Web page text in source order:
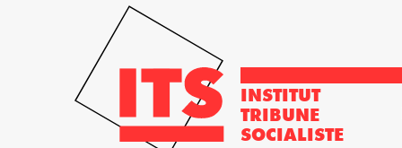
INSTITUT
TRIBUNE
SOCIALISTE